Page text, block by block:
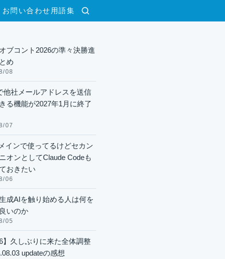
検索
お問い合わせ 用語集
ブコント2026の準々決勝進
め
08
他社メールアドレスを送信
る機能が2027年1月に終了
07
インで使ってるけどセカン
オンとしてClaude Codeも
おきたい
06
成AIを触り始める人は何を
いのか
05
6】久しぶりに来た全体調整
updateの感想